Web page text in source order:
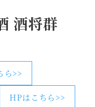
酒将群
ら>>
HPはこちら>>